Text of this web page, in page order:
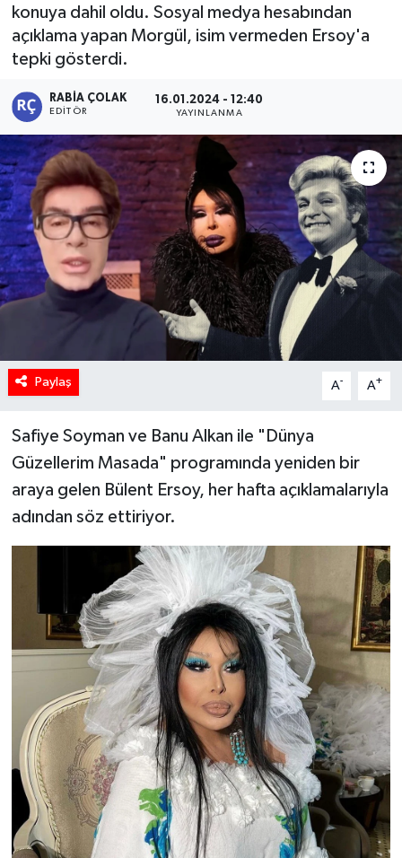
konuya dahil oldu. Sosyal medya hesabından
açıklama yapan Morgül, isim vermeden Ersoy'a
tepki gösterdi.
RABIA ÇOLAK
EDITÖR
16.01.2024 - 12:40
YAYINLANMA
Paylaş A- A+
Safiye Soyman ve Banu Alkan ile "Dünya
Güzellerim Masada" programında yeniden bir
araya gelen Bülent Ersoy, her hafta açıklamalarıyla
adından söz ettiriyor.